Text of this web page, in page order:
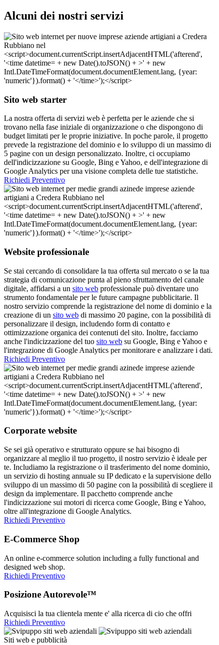
Alcuni dei nostri servizi
Sito web starter
La nostra offerta di servizi web è perfetta per le aziende che si
trovano nella fase iniziale di organizzazione o che dispongono di
budget limitati per le proprie iniziative. In poche parole, il progetto
prevede la registrazione del dominio e lo sviluppo di un massimo di
5 pagine con un design personalizzato. Inoltre, ci occupiamo
dell'indicizzazione su Google, Bing e Yahoo, e dell'integrazione di
Google Analytics per una visione completa delle tue statistiche.
Richiedi Preventivo
Website professionale
Se stai cercando di consolidare la tua offerta sul mercato o se la tua
strategia di comunicazione punta al pieno sfruttamento del canale
digitale, affidarsi a un sito web professionale può diventare uno
strumento fondamentale per le future campagne pubblicitarie. Il
nostro servizio comprende la registrazione del nome di dominio e la
creazione di un sito web di massimo 20 pagine, con la possibilità di
personalizzare il design, includendo form di contatto e
ottimizzazione organica dei contenuti del sito. Inoltre, facciamo
anche l'indicizzazione del tuo sito web su Google, Bing e Yahoo e
l'integrazione di Google Analytics per monitorare e analizzare i dati.
Richiedi Preventivo
Corporate website
Se sei già operativo e strutturato oppure se hai bisogno di
organizzare al meglio il tuo progetto, il nostro servizio è ideale per
te. Includiamo la registrazione o il trasferimento del nome dominio,
un servizio di hosting annuale su IP dedicato e la supervisione dello
sviluppo di un massimo di 50 pagine con la possibilità di scegliere il
design da implementare. Il pacchetto comprende anche
l'indicizzazione sui motori di ricerca come Google, Bing e Yahoo,
oltre all'integrazione di Google Analytics.
Richiedi Preventivo
E-Commerce Shop
An online e-commerce solution including a fully functional and
designed web shop.
Richiedi Preventivo
Posizione Autorevole™
Acquisisci la tua clientela mente e' alla ricerca di cio che offri
Richiedi Preventivo
Siti web e pubblicità